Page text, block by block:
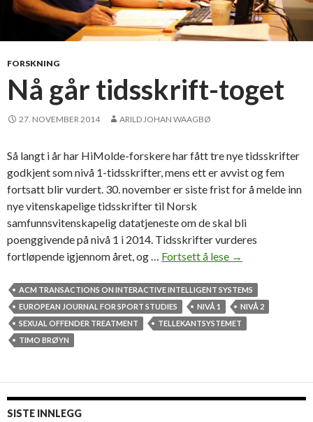
FORSKNING
Nå går tidsskrift-toget
27. NOVEMBER 2014 ARILD JOHAN WAAGBØ
Så langt i år har HiMolde-forskere har fått tre nye tidsskrifter
godkjent som nivå 1-tidsskrifter, mens ett er avvist og fem
fortsatt blir vurdert. 30. november er siste frist for å melde inn
nye vitenskapelige tidsskrifter til Norsk
samfunnsvitenskapelig datatjeneste om de skal bli
poenggivende på nivå 1 i 2014. Tidsskrifter vurderes
fortløpende igjennom året, og … Fortsett å lese N
g
å
r
→
ACM TRANSACTIONS ON INTERACTIVE INTELLIGENT SYSTEMS
EUROPEAN JOURNAL FOR SPORT STUDIES
NIVÅ 1
NIVÅ 2
SEXUAL OFFENDER TREATMENT
TELLEKANTSYSTEMET
TIMO BRØYN
SISTE INNLEGG